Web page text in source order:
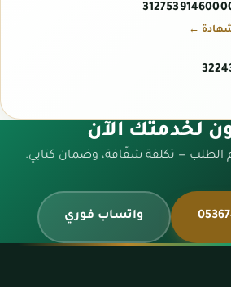
←
لخدمتك الآن
الطلب — تكلفة شفّافة، وضمان كتابي.
واتساب فوري